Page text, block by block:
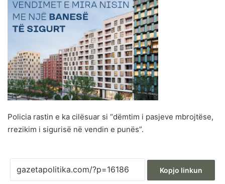
Policia rastin e ka cilësuar si “dëmtim i pasjeve mbrojtëse,
rrezikim i sigurisë në vendin e punës”.
Kopjo linkun